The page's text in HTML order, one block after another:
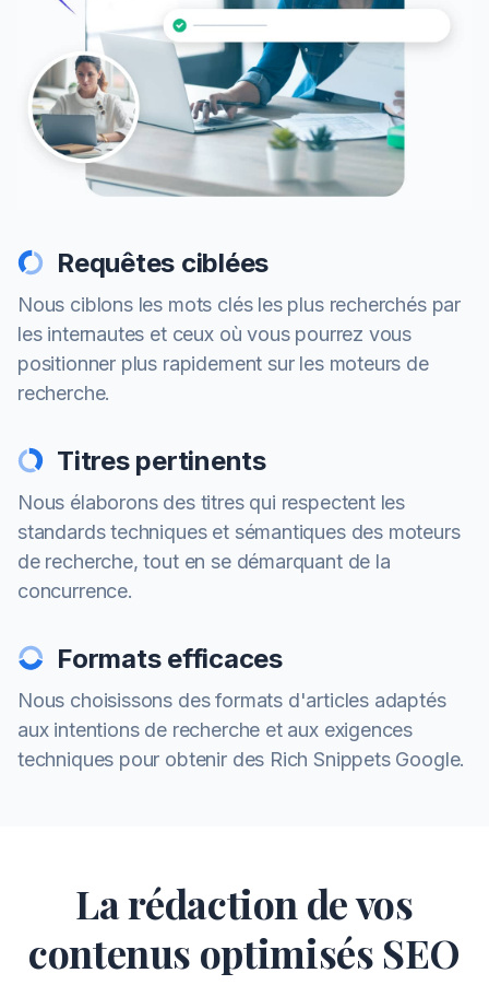
Requêtes ciblées
Nous ciblons les mots clés les plus recherchés par
les internautes et ceux où vous pourrez vous
positionner plus rapidement sur les moteurs de
recherche.
Titres pertinents
Nous élaborons des titres qui respectent les
standards techniques et sémantiques des moteurs
de recherche, tout en se démarquant de la
concurrence.
Formats efficaces
Nous choisissons des formats d'articles adaptés
aux intentions de recherche et aux exigences
techniques pour obtenir des Rich Snippets Google.
La rédaction de vos
contenus optimisés SEO